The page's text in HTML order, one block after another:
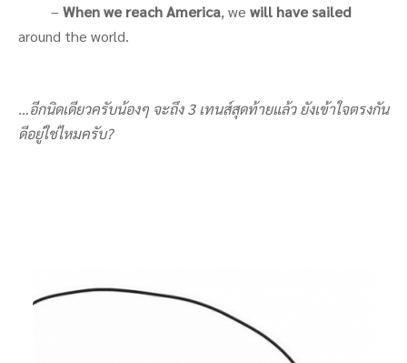
– When we reach America, we will have sailed
around the world.
…อีกนิดเดียวครับน้องๆ จะถึง 3 เทนส์สุดท้ายแล้ว ยังเข้าใจตรงกัน
ดีอยู่ใช่ไหมครับ?